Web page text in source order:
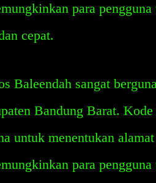
para
cepat.
Baleendah sangat
Bandung Barat.
untuk menentukan
para